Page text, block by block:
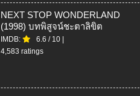
NEXT STOP WONDERLAND
(1998) บทพิสูจน์ชะตาลิขิต
IMDB: 6.6 / 10
4,583 ratings